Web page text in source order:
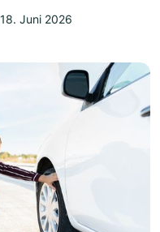
18. Juni 2026